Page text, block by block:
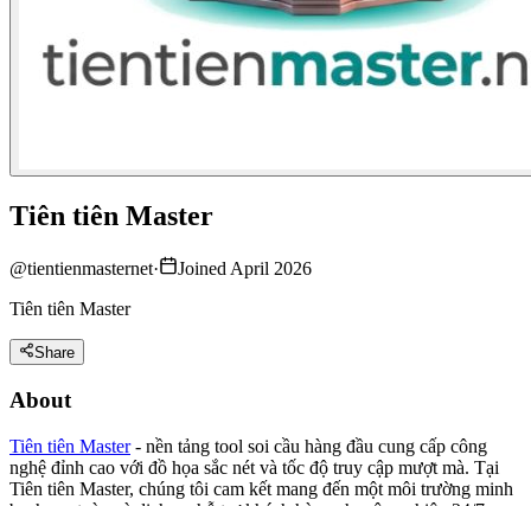
Tiên tiên Master
@tientienmasternet·
Joined April 2026
Tiên tiên Master
Share
About
Tiên tiên Master- nền tảng tool soi cầu hàng đầu cung cấp công
nghệ đỉnh cao với đồ họa sắc nét và tốc độ truy cập mượt mà. Tại
Tiên tiên Master, chúng tôi cam kết mang đến một môi trường minh